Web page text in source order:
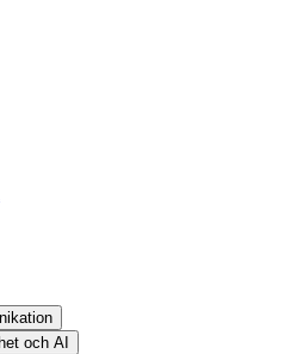
och AI